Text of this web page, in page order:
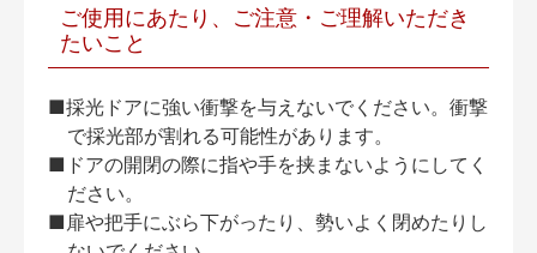
ご使用にあたり、ご注意・ご理解いただき
たいこと
■採光ドアに強い衝撃を与えないでください。衝撃
で採光部が割れる可能性があります。
■ドアの開閉の際に指や手を挟まないようにしてく
ださい。
■扉や把手にぶら下がったり、勢いよく閉めたりし